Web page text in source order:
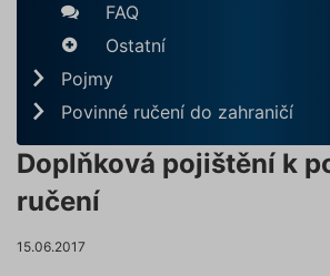
FAQ
Ostatní
Pojmy
Povinné ručení do zahraničí
Doplňková pojištění k
ručení
15.06.2017